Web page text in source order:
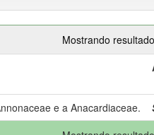
Mostrando
e a Anacardiaceae.